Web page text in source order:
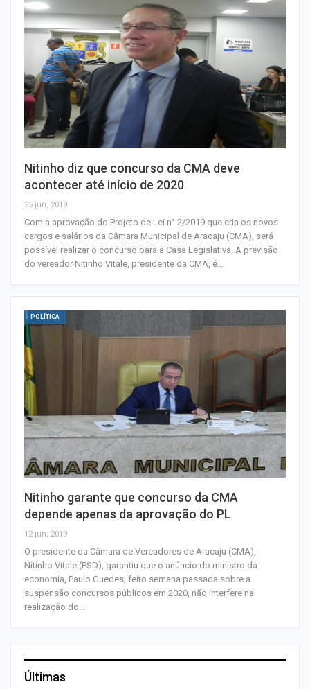
Nitinho diz que concurso da CMA deve
acontecer até início de 2020
25 jun, 2019
Com a aprovação do Projeto de Lei n° 2/2019 que cria os novos
cargos e salários da Câmara Municipal de Aracaju (CMA), será
possível realizar o concurso para a Casa Legislativa. A previsão
do vereador Nitinho Vitale, presidente da CMA, é…
POLÍTICA
Nitinho garante que concurso da CMA
depende apenas da aprovação do PL
12 jun, 2019
O presidente da Câmara de Vereadores de Aracaju (CMA),
Nitinho Vitale (PSD), garantiu que o anúncio do ministro da
economia, Paulo Guedes, feito semana passada sobre a
suspensão concursos públicos em 2020, não interfere na
realização do…
Últimas